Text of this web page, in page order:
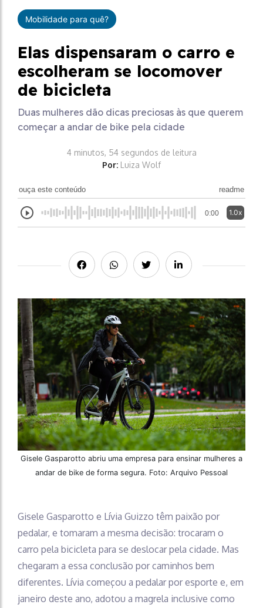
Mobilidade para quê?
Elas dispensaram o carro e
escolheram se locomover
de bicicleta
Duas mulheres dão dicas preciosas às que querem
começar a andar de bike pela cidade
4 minutos, 54 segundos de leitura
Por: Luiza Wolf
ouça este conteúdo readme
0:00 1.0x
Gisele Gasparotto abriu uma empresa para ensinar mulheres a
andar de bike de forma segura. Foto: Arquivo Pessoal
Gisele Gasparotto e Lívia Guizzo têm paixão por
pedalar, e tomaram a mesma decisão: trocaram o
carro pela bicicleta para se deslocar pela cidade. Mas
chegaram a essa conclusão por caminhos bem
diferentes. Lívia começou a pedalar por esporte e, em
janeiro deste ano, adotou a magrela inclusive como